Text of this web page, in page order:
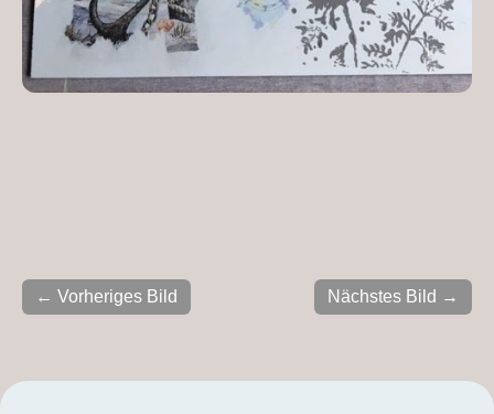
← Vorheriges Bild Nächstes Bild →